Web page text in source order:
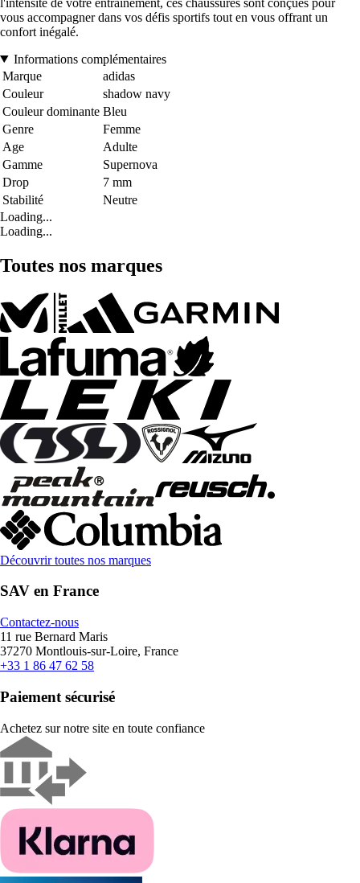
vous accompagner dans vos défis sportifs tout en vous offrant un
confort inégalé.
Informations complémentaires
Marque
adidas
Couleur
shadow navy
Couleur dominante Bleu
Genre
Femme
Age
Adulte
Gamme
Supernova
Drop
7 mm
Stabilité
Neutre
Loading...
Loading...
Toutes nos marques
Découvrir toutes nos marques
SAV en France
Contactez-nous
11 rue Bernard Maris
37270 Montlouis-sur-Loire, France
+33 1 86 47 62 58
Paiement sécurisé
Achetez sur notre site en toute confiance